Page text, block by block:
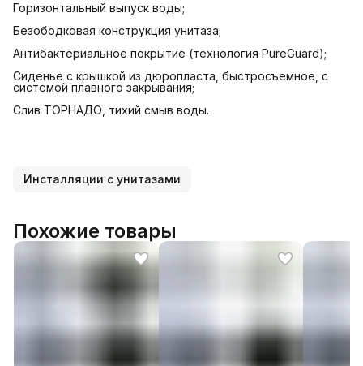
Горизонтальный выпуск воды;
Безободковая конструкция унитаза;
Антибактериальное покрытие (технология PureGuard);
Cиденье с крышкой из дюропласта, быстросъемное, с
системой плавного закрывания;
Слив ТОРНАДО, тихий смыв воды.
Инсталляции с унитазами
Похожие товары